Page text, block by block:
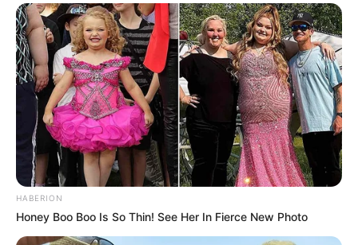
Motos e bicicletas para ACS e ACE: veja o
passo a passo para conseguir o benefício.
Agente de Saúde é indiciada por falsificar
visitas que nunca aconteceram.
Câmara dos Deputados: anuênios, triênios,
quinquênios, sexta-parte e licenças-prêmio
O que é que os diretores da CONACS foram
HABERION
Honey Boo Boo Is So Thin! See Her In Fierce New Photo